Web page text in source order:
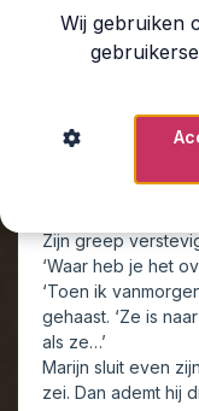
Ze stapt het pad
arm om haar
‘Ik maak mij
zegt ze wanhopig.
meisje. Ik heb
Idise was. Ik… ik
Ik heb haar
Zijn greep
‘Waar heb je het
‘Toen ik
gehaast. ‘Ze is
als ze…’
Marijn sluit even
zei. Dan ademt hij
Wij gebruiken